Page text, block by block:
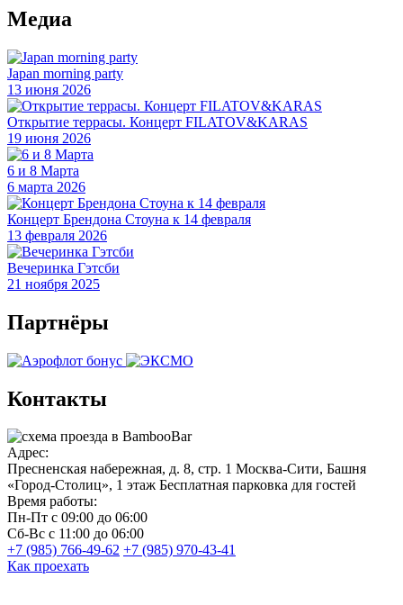
Медиа
Japan morning party
13 июня 2026
Открытие террасы. Концерт FILATOV&KARAS
19 июня 2026
6 и 8 Марта
6 марта 2026
Концерт Брендона Стоуна к 14 февраля
13 февраля 2026
Вечеринка Гэтсби
21 ноября 2025
Партнёры
Контакты
Адрес:
Пресненская набережная, д. 8, стр. 1 Москва-Сити, Башня
«Город-Столиц», 1 этаж Бесплатная парковка для гостей
Время работы:
Пн-Пт с 09:00 до 06:00
Сб-Вс с 11:00 до 06:00
+7 (985) 766-49-62 +7 (985) 970-43-41
Как проехать